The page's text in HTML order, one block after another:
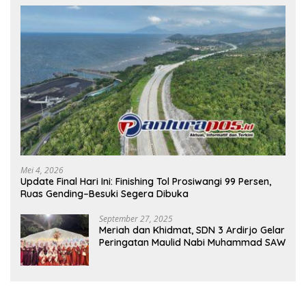
Mei 4, 2026
Update Final Hari Ini: Finishing Tol Prosiwangi 99 Persen,
Ruas Gending–Besuki Segera Dibuka
September 27, 2025
Meriah dan Khidmat, SDN 3 Ardirjo Gelar
Peringatan Maulid Nabi Muhammad SAW